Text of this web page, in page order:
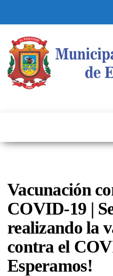
Vacunación
COVID-19 |
realizando la
contra el
Esperamos!